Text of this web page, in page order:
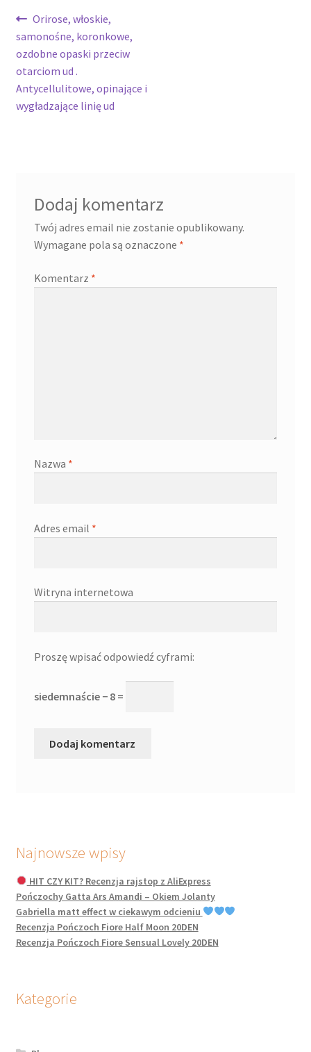
Nawigacja
wpisu
Poprzedni
wpis:
Orirose, włoskie,
samonośne, koronkowe,
ozdobne opaski przeciw
otarciom ud .
Antycellulitowe, opinające i
wygładzające linię ud
Dodaj komentarz
Twój adres email nie zostanie opublikowany.
Wymagane pola są oznaczone *
Komentarz *
Nazwa *
Adres email *
Witryna internetowa
Proszę wpisać odpowiedź cyframi:
siedemnaście − 8 =
Najnowsze wpisy
HIT CZY KIT? Recenzja rajstop z AliExpress
Pończochy Gatta Ars Amandi – Okiem Jolanty
Gabriella matt effect w ciekawym odcieniu
Recenzja Pończoch Fiore Half Moon 20DEN
Recenzja Pończoch Fiore Sensual Lovely 20DEN
Kategorie